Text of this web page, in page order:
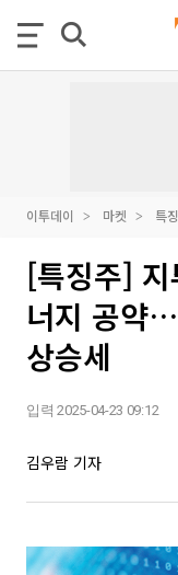
이투데이 마켓 특
[특징주]
너지 공약
상승세
입력 2025-04-23 09:12
김우람 기자